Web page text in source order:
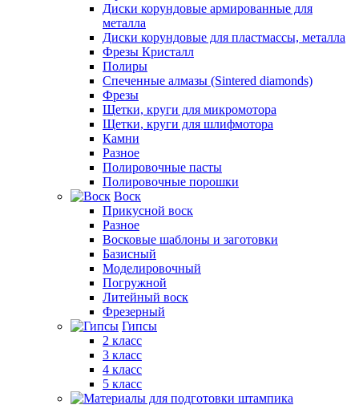
Диски корундовые армированные для
металла
Диски корундовые для пластмассы, металла
Фрезы Кристалл
Полиры
Спеченные алмазы (Sintered diamonds)
Фрезы
Щетки, круги для микромотора
Щетки, круги для шлифмотора
Камни
Разное
Полировочные пасты
Полировочные порошки
Воск
Прикусной воск
Разное
Восковые шаблоны и заготовки
Базисный
Моделировочный
Погружной
Литейный воск
Фрезерный
Гипсы
2 класс
3 класс
4 класс
5 класс